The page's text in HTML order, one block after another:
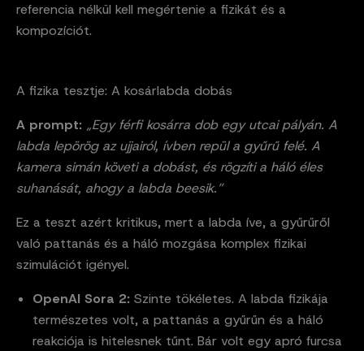
referencia nélkül kell megértenie a fizikát és a
kompozíciót.
A fizika tesztje: A kosárlabda dobás
A prompt: „Egy férfi kosárra dob egy utcai pályán. A
labda lepörög az ujjairól, ívben repül a gyűrű felé. A
kamera simán követi a dobást, és rögzíti a háló éles
suhanását, ahogy a labda beesik.”
Ez a teszt azért kritikus, mert a labda íve, a gyűrűről
való pattanás és a háló mozgása komplex fizikai
szimulációt igényel.
OpenAI Sora 2: Szinte tökéletes. A labda fizikája
természetes volt, a pattanás a gyűrűn és a háló
reakciója is hitelesnek tűnt. Bár volt egy apró furcsa